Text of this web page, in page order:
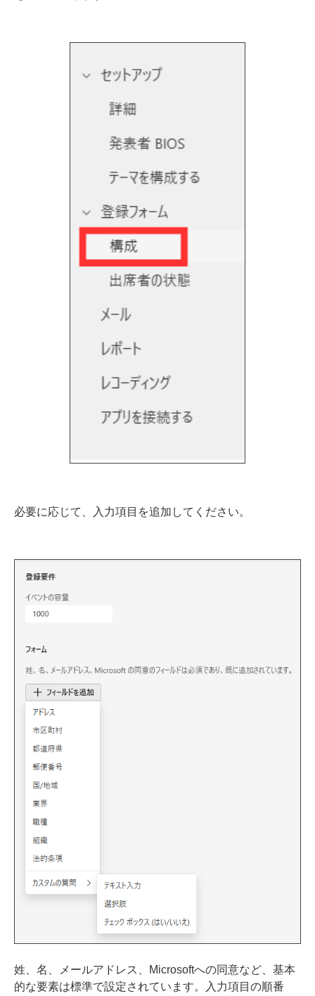
必要に応じて、入力項目を追加してください。
姓、名、メールアドレス、Microsoftへの同意など、基本
的な要素は標準で設定されています。入力項目の順番